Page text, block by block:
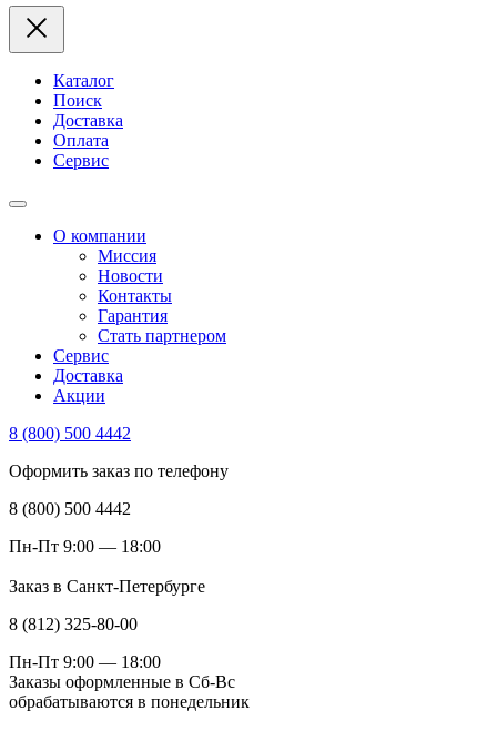
Каталог
Поиск
Доставка
Оплата
Сервис
О компании
Миссия
Новости
Контакты
Гарантия
Стать партнером
Сервис
Доставка
Акции
8 (800) 500 4442
Оформить заказ по телефону
8 (800) 500 4442
Пн-Пт 9:00 — 18:00
Заказ в Санкт-Петербурге
8 (812) 325-80-00
Пн-Пт 9:00 — 18:00
Заказы оформленные в Сб-Вс
обрабатываются в понедельник